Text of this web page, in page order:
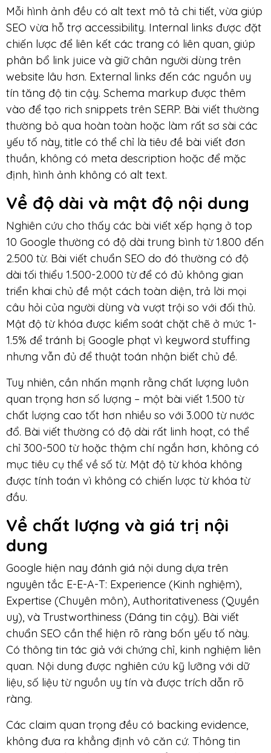
Mỗi hình ảnh đều có alt text mô tả chi tiết, vừa giúp
SEO vừa hỗ trợ accessibility. Internal links được đặt
chiến lược để liên kết các trang có liên quan, giúp
phân bổ link juice và giữ chân người dùng trên
website lâu hơn. External links đến các nguồn uy
tín tăng độ tin cậy. Schema markup được thêm
vào để tạo rich snippets trên SERP. Bài viết thường
thường bỏ qua hoàn toàn hoặc làm rất sơ sài các
yếu tố này, title có thể chỉ là tiêu đề bài viết đơn
thuần, không có meta description hoặc để mặc
định, hình ảnh không có alt text.
Về độ dài và mật độ nội dung
Nghiên cứu cho thấy các bài viết xếp hạng ở top
10 Google thường có độ dài trung bình từ 1.800 đến
2.500 từ. Bài viết chuẩn SEO do đó thường có độ
dài tối thiểu 1.500-2.000 từ để có đủ không gian
triển khai chủ đề một cách toàn diện, trả lời mọi
câu hỏi của người dùng và vượt trội so với đối thủ.
Mật độ từ khóa được kiểm soát chặt chẽ ở mức 1-
1.5% để tránh bị Google phạt vì keyword stuffing
nhưng vẫn đủ để thuật toán nhận biết chủ đề.
Tuy nhiên, cần nhấn mạnh rằng chất lượng luôn
quan trọng hơn số lượng – một bài viết 1.500 từ
chất lượng cao tốt hơn nhiều so với 3.000 từ nước
đổ. Bài viết thường có độ dài rất linh hoạt, có thể
chỉ 300-500 từ hoặc thậm chí ngắn hơn, không có
mục tiêu cụ thể về số từ. Mật độ từ khóa không
được tính toán vì không có chiến lược từ khóa từ
đầu.
Về chất lượng và giá trị nội
dung
Google hiện nay đánh giá nội dung dựa trên
nguyên tắc E-E-A-T: Experience (Kinh nghiệm),
Expertise (Chuyên môn), Authoritativeness (Quyền
uy), và Trustworthiness (Đáng tin cậy). Bài viết
chuẩn SEO cần thể hiện rõ ràng bốn yếu tố này.
Có thông tin tác giả với chứng chỉ, kinh nghiệm liên
quan. Nội dung được nghiên cứu kỹ lưỡng với dữ
liệu, số liệu từ nguồn uy tín và được trích dẫn rõ
ràng.
Các claim quan trọng đều có backing evidence,
không đưa ra khẳng định vô căn cứ. Thông tin